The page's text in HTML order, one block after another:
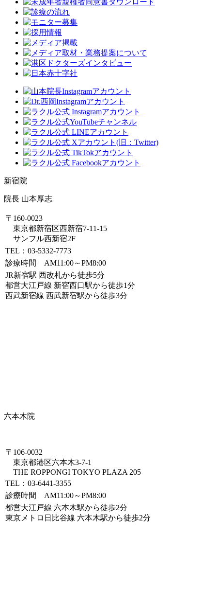
新宿院
院長 山本厚志
〒160-0023
東京都新宿区西新宿7-11-15
サンフル西新宿2F
TEL：03-5332-7773
診療時間 AM11:00～PM8:00
JR新宿駅 西改札から徒歩5分
都営大江戸線 新宿西口駅から徒歩1分
西武新宿線 西武新宿駅から徒歩3分
六本木院
〒106-0032
東京都港区六本木3-7-1
THE ROPPONGI TOKYO PLAZA 205
TEL：03-6441-3355
診療時間 AM11:00～PM8:00
都営大江戸線 六本木駅から徒歩2分
東京メトロ日比谷線 六本木駅から徒歩2分